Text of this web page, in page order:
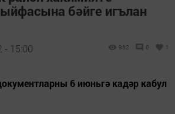
бәйге игълан
- 15:00 962 0 1
6 июньгә кадәр кабул